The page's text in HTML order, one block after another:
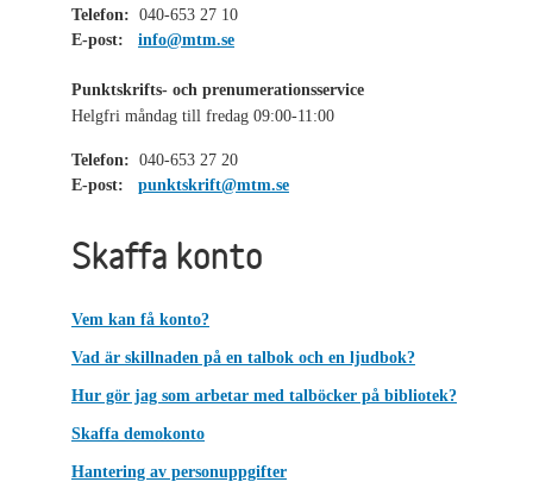
Telefon: 040-653 27 10
E-post:
info@mtm.se
Punktskrifts- och prenumerationsservice
Helgfri måndag till fredag 09:00-11:00
Telefon: 040-653 27 20
E-post:
punktskrift@mtm.se
Skaffa konto
Vem kan få konto?
Vad är skillnaden på en talbok och en ljudbok?
Hur gör jag som arbetar med talböcker på bibliotek?
Skaffa demokonto
Hantering av personuppgifter